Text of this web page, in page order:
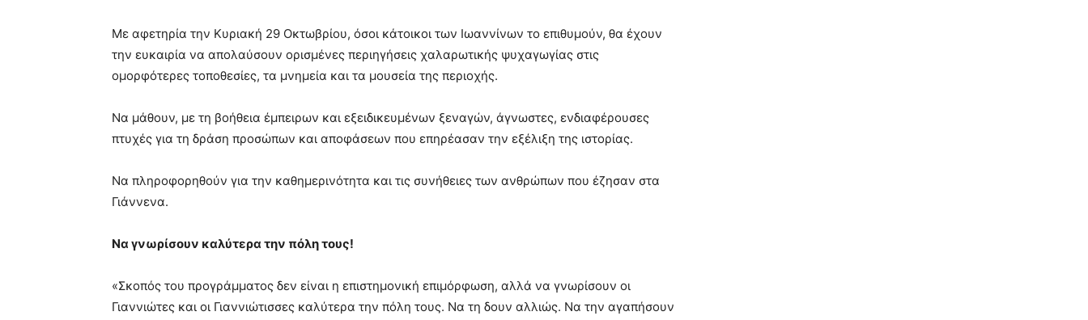
Με αφετηρία την Κυριακή 29 Οκτωβρίου, όσοι κάτοικοι των Ιωαννίνων το επιθυμούν, θα έχουν
την ευκαιρία να απολαύσουν ορισμένες περιηγήσεις χαλαρωτικής ψυχαγωγίας στις
ομορφότερες τοποθεσίες, τα μνημεία και τα μουσεία της περιοχής.
Να μάθουν, με τη βοήθεια έμπειρων και εξειδικευμένων ξεναγών, άγνωστες, ενδιαφέρουσες
πτυχές για τη δράση προσώπων και αποφάσεων που επηρέασαν την εξέλιξη της ιστορίας.
Να πληροφορηθούν για την καθημερινότητα και τις συνήθειες των ανθρώπων που έζησαν στα
Γιάννενα.
Να γνωρίσουν καλύτερα την πόλη τους!
«Σκοπός του προγράμματος δεν είναι η επιστημονική επιμόρφωση, αλλά να γνωρίσουν οι
Γιαννιώτες και οι Γιαννιώτισσες καλύτερα την πόλη τους. Να τη δουν αλλιώς. Να την αγαπήσουν